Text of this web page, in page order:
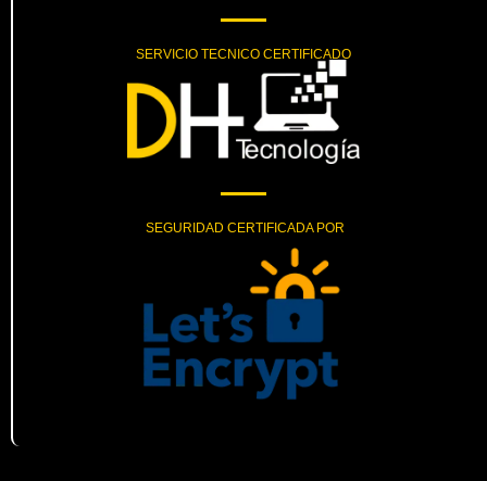
SERVICIO TECNICO CERTIFICADO
SEGURIDAD CERTIFICADA POR